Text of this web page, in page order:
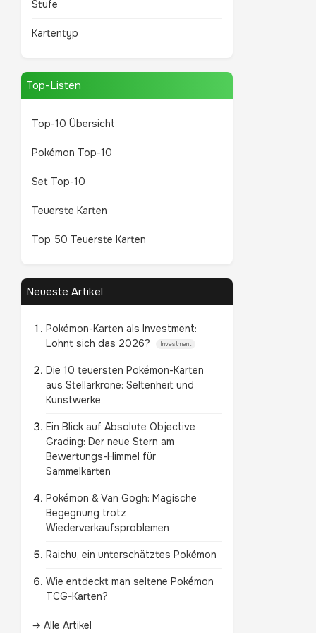
Stufe
Kartentyp
Top-Listen
Top-10 Übersicht
Pokémon Top-10
Set Top-10
Teuerste Karten
Top 50 Teuerste Karten
Neueste Artikel
Pokémon-Karten als Investment:
Lohnt sich das 2026?
Investment
Die 10 teuersten Pokémon-Karten
aus Stellarkrone: Seltenheit und
Kunstwerke
Ein Blick auf Absolute Objective
Grading: Der neue Stern am
Bewertungs-Himmel für
Sammelkarten
Pokémon & Van Gogh: Magische
Begegnung trotz
Wiederverkaufsproblemen
Raichu, ein unterschätztes Pokémon
Wie entdeckt man seltene Pokémon
TCG-Karten?
→ Alle Artikel